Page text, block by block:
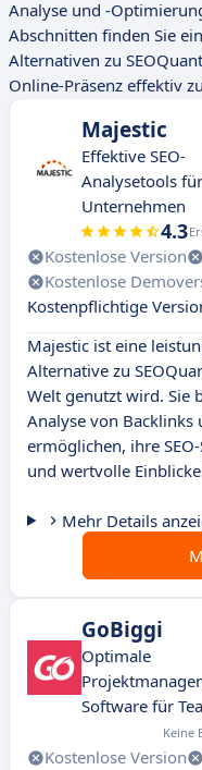
Analyse und -
Abschnitten finden Sie
Alternativen zu
Online-Präsenz effektiv
Majestic
Effektive SEO-
Analysetools für
Unternehmen
4.3
Kostenlose Version
Kostenlose
Kostenpflichtige
Majestic ist eine
Alternative zu
Welt genutzt wird. Sie
Analyse von Backlinks
ermöglichen, ihre
und wertvolle
Mehr Details
GoBiggi
Optimale
Software für
Keine
Kostenlose Version